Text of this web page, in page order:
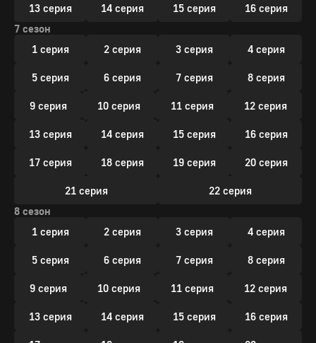
13 серия 14 серия 15 серия
16 серия
7 сезон
1 серия
2 серия 3 серия 4 серия
5 серия 6 серия 7 серия 8 серия
9 серия 10 серия 11 серия 12 серия
13 серия 14 серия 15 серия 16 серия
17 серия 18 серия 19 серия 20 серия
21 серия
22 серия
8 сезон
1 серия
2 серия 3 серия 4 серия
5 серия 6 серия 7 серия 8 серия
9 серия 10 серия 11 серия 12 серия
13 серия 14 серия 15 серия 16 серия